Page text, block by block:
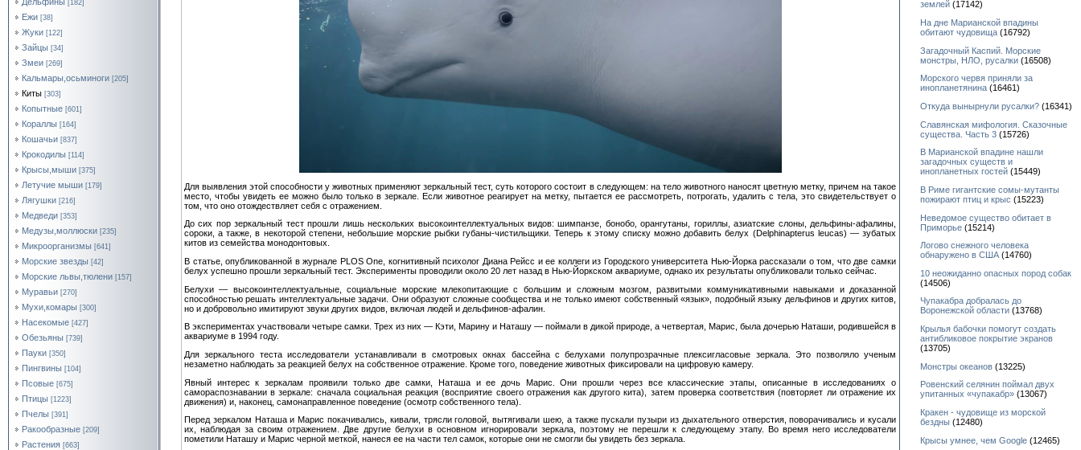
[182]
Ежи [38]
Жуки [122]
Зайцы [34]
Змеи [269]
Кальмары,осьминоги [205]
Киты [303]
Копытные [601]
Кораллы [164]
Кошачьи [837]
Крокодилы [114]
Крысы,мыши [375]
Летучие мыши [179]
Лягушки [216]
Медведи [353]
Медузы,моллюски [235]
Микроорганизмы [641]
Морские звезды [42]
Морские львы,тюлени [157]
Муравьи [270]
Мухи,комары [300]
Насекомые [427]
Обезьяны [739]
Пауки [350]
Пингвины [104]
Псовые [675]
Птицы [1223]
Пчелы [391]
Ракообразные [209]
Растения [663]
Для выявления этой способности у животных применяют зеркальный тест, суть которого состоит в следующем: на тело животного наносят цветную метку, причем на такое
место, чтобы увидеть ее можно было только в зеркале. Если животное реагирует на метку, пытается ее рассмотреть, потрогать, удалить с тела, это свидетельствует о
том, что оно отождествляет себя с отражением.
До сих пор зеркальный тест прошли лишь нескольких высокоинтеллектуальных видов: шимпанзе, бонобо, орангутаны, гориллы, азиатские слоны, дельфины-афалины,
сороки, а также, в некоторой степени, небольшие морские рыбки губаны-чистильщики. Теперь к этому списку можно добавить белух (Delphinapterus leucas) — зубатых
китов из семейства монодонтовых.
В статье, опубликованной в журнале PLOS One, когнитивный психолог Диана Рейсс и ее коллеги из Городского университета Нью-Йорка рассказали о том, что две самки
белух успешно прошли зеркальный тест. Эксперименты проводили около 20 лет назад в Нью-Йоркском аквариуме, однако их результаты опубликовали только сейчас.
Белухи — высокоинтеллектуальные, социальные морские млекопитающие с большим и сложным мозгом, развитыми коммуникативными навыками и доказанной
способностью решать интеллектуальные задачи. Они образуют сложные сообщества и не только имеют собственный «язык», подобный языку дельфинов и других китов,
но и добровольно имитируют звуки других видов, включая людей и дельфинов-афалин.
В экспериментах участвовали четыре самки. Трех из них — Кэти, Марину и Наташу — поймали в дикой природе, а четвертая, Марис, была дочерью Наташи, родившейся в
аквариуме в 1994 году.
Для зеркального теста исследователи устанавливали в смотровых окнах бассейна с белухами полупрозрачные плексигласовые зеркала. Это позволяло ученым
незаметно наблюдать за реакцией белух на собственное отражение. Кроме того, поведение животных фиксировали на цифровую камеру.
Явный интерес к зеркалам проявили только две самки, Наташа и ее дочь Марис. Они прошли через все классические этапы, описанные в исследованиях о
самораспознавании в зеркале: сначала социальная реакция (восприятие своего отражения как другого кита), затем проверка соответствия (повторяет ли отражение их
движения) и, наконец, самонаправленное поведение (осмотр собственного тела).
Перед зеркалом Наташа и Марис покачивались, кивали, трясли головой, вытягивали шею, а также пускали пузыри из дыхательного отверстия, поворачивались и кусали
их, наблюдая за своим отражением. Две другие белухи в основном игнорировали зеркала, поэтому не перешли к следующему этапу. Во время него исследователи
пометили Наташу и Марис черной меткой, нанеся ее на части тел самок, которые они не смогли бы увидеть без зеркала.
землей (17142)
На дне Марианской впадины
обитают чудовища (16792)
Загадочный Каспий. Морские
монстры, НЛО, русалки (16508)
Морского червя приняли за
инопланетянина (16461)
Откуда вынырнули русалки? (16341)
Славянская мифология. Сказочные
существа. Часть 3 (15726)
В Марианской впадине нашли
загадочных существ и
инопланетных гостей (15449)
В Риме гигантские сомы-мутанты
пожирают птиц и крыс (15223)
Неведомое существо обитает в
Приморье (15214)
Логово снежного человека
обнаружено в США (14760)
10 неожиданно опасных пород собак
(14506)
Чупакабра добралась до
Воронежской области (13768)
Крылья бабочки помогут создать
антибликовое покрытие экранов
(13705)
Монстры океанов (13225)
Ровенский селянин поймал двух
упитанных «чупакабр» (13067)
Кракен - чудовище из морской
бездны (12480)
Крысы умнее, чем Google (12465)